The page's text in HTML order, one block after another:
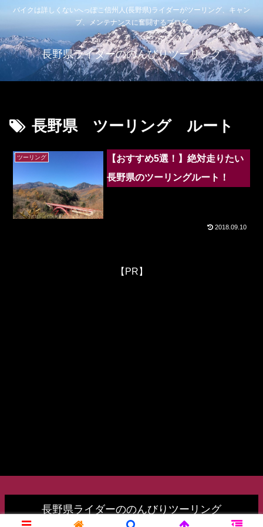
バイクは詳しくないへっぽこ信州人(長野県)ライダーがツーリング、キャン
プ、メンテナンスに奮闘するブログ
長野県ライダーののんびりツーリング
長野県 ツーリング ルート
ツーリング
【おすすめ5選！】絶対走りたい
長野県のツーリングルート！
2018.09.10
【PR】
長野県ライダーののんびりツーリング